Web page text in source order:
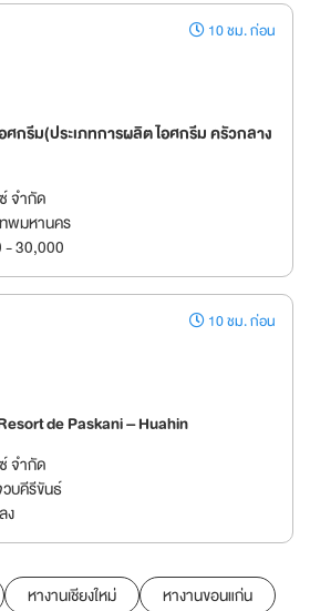
10 ชม. ก่อน
กรีม(ประเภทการผลิต ไอศกรีม ครัวกลาง
จำกัด
ทพมหานคร
- 30,000
10 ชม. ก่อน
de Paskani – Huahin
จำกัด
บคีรีขันธ์
ง
หางานเชียงใหม่
หางานขอนแก่น